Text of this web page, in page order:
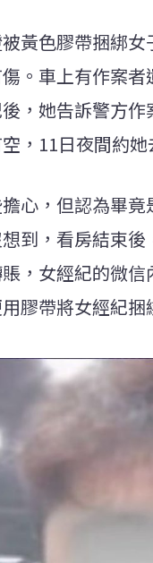
黃色膠帶捆綁
。車上有作案
，她告訴警方作
，11日夜間約她
心，但認為畢
到，看房結束
，女經紀的微
膠帶將女經紀捆